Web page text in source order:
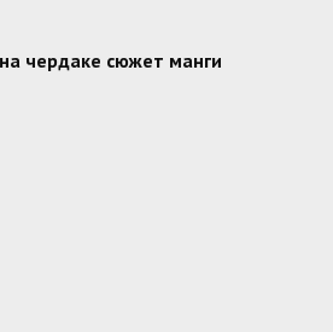
чердаке сюжет манги